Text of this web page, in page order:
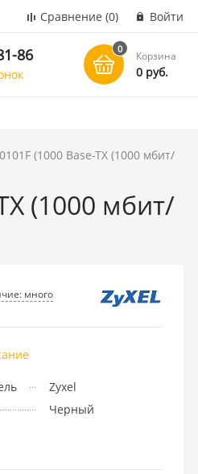
Сравнение (0) Войти
86 0
Корзина
0 руб.
(1000 Base-TX (1000 мбит/
(1000 мбит/
много
Zyxel
Черный